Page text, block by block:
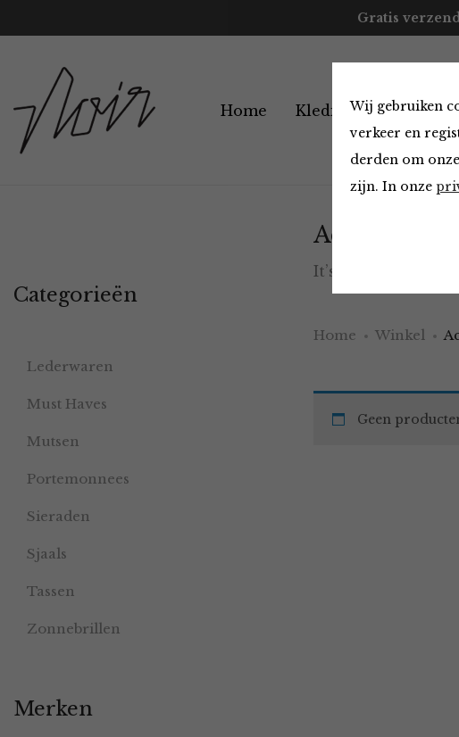
Wij gebruiken
verkeer en
derden om
zijn. In onze
Gratis
Home Kleding
Accessoires
It’s ok to be a little
Home Winkel
Geen
Categorieën
Lederwaren
Must Haves
Mutsen
Portemonnees
Sieraden
Sjaals
Tassen
Zonnebrillen
Merken